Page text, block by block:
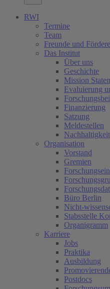
RWI
Termine
Team
Freunde und
Das Institut
Über uns
Geschichte
Mission
Evaluierung
Finanzierung
Satzung
Meldestellen
Nachhaltigkeit
Organisation
Vorstand
Gremien
Büro Berlin
Nicht-
Stabsstelle
Organigramm
Karriere
Jobs
Praktika
Ausbildung
Postdocs